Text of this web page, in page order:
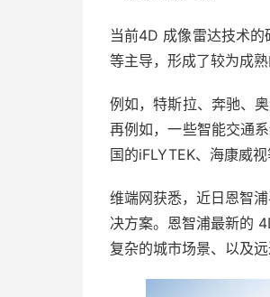
当前4D 成像雷达技术
等主导，形成了较为成
例如，特斯拉、奔驰、
再例如，一些智能交通
国的iFLYTEK、海康威
维端网获悉，近日恩智
决方案。恩智浦最新的
复杂的城市场景、以及